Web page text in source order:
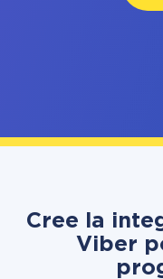
Cree la
Viber